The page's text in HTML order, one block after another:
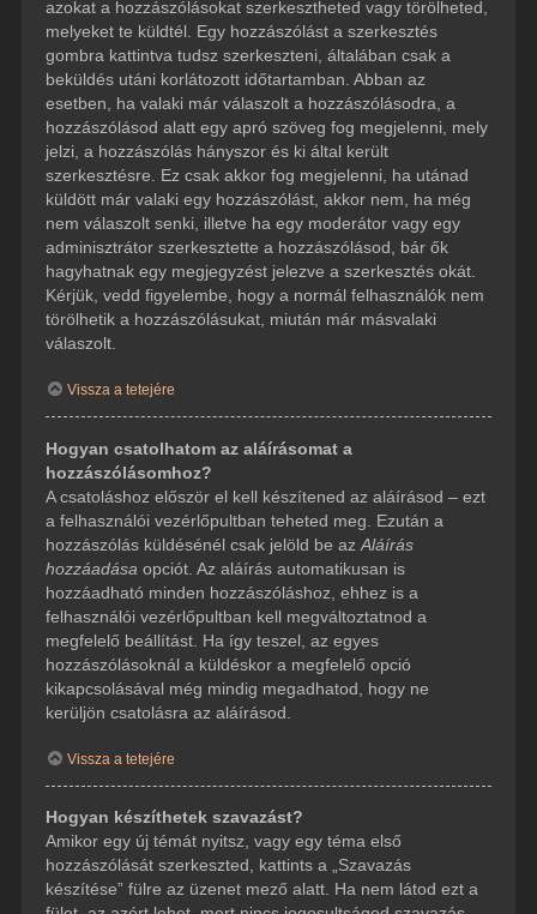
azokat a hozzászólásokat szerkesztheted vagy törölheted,
melyeket te küldtél. Egy hozzászólást a szerkesztés
gombra kattintva tudsz szerkeszteni, általában csak a
beküldés utáni korlátozott időtartamban. Abban az
esetben, ha valaki már válaszolt a hozzászólásodra, a
hozzászólásod alatt egy apró szöveg fog megjelenni, mely
jelzi, a hozzászólás hányszor és ki által került
szerkesztésre. Ez csak akkor fog megjelenni, ha utánad
küldött már valaki egy hozzászólást, akkor nem, ha még
nem válaszolt senki, illetve ha egy moderátor vagy egy
adminisztrátor szerkesztette a hozzászólásod, bár ők
hagyhatnak egy megjegyzést jelezve a szerkesztés okát.
Kérjük, vedd figyelembe, hogy a normál felhasználók nem
törölhetik a hozzászólásukat, miután már másvalaki
válaszolt.
Vissza a tetejére
Hogyan csatolhatom az aláírásomat a
hozzászólásomhoz?
A csatoláshoz először el kell készítened az aláírásod – ezt
a felhasználói vezérlőpultban teheted meg. Ezután a
hozzászólás küldésénél csak jelöld be az Aláírás
hozzáadása opciót. Az aláírás automatikusan is
hozzáadható minden hozzászóláshoz, ehhez is a
felhasználói vezérlőpultban kell megváltoztatnod a
megfelelő beállítást. Ha így teszel, az egyes
hozzászólásoknál a küldéskor a megfelelő opció
kikapcsolásával még mindig megadhatod, hogy ne
kerüljön csatolásra az aláírásod.
Vissza a tetejére
Hogyan készíthetek szavazást?
Amikor egy új témát nyitsz, vagy egy téma első
hozzászólását szerkeszted, kattints a „Szavazás
készítése” fülre az üzenet mező alatt. Ha nem látod ezt a